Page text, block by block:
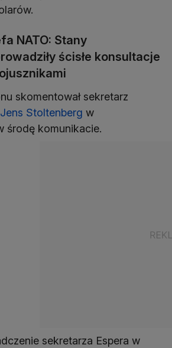
NATO: Stany
ścisłe konsultacje
skomentował sekretarz
Jens Stoltenberg w
środę komunikacie.
sekretarza Espera w